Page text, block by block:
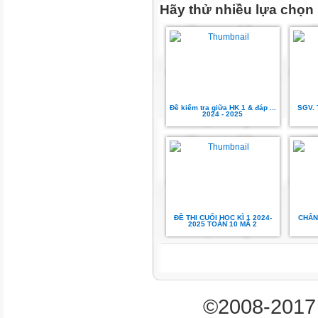
B. {2} .
Câu 3. Cho hàm số f (x ) =  1
. Giá trị của f (2) bằng
 + 3x 2 − 2 khi x ≥ 1
B. 5 .
A.
Hãy thử nhiều lựa chọn
Đề kiểm tra giữa HK 1 & đáp ...
2024 - 2025
SGV.
ĐỀ THI CUỐI HỌC KÌ 1 2024-
2025 TOÁN 10 MÃ 2
©2008-